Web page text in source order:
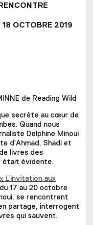
OCTOBRE 2019
de Reading Wild
secrète au cœur de
Quand nous
Delphine Minoui
d’Ahmad, Shadi et
livres des
était évidente.
L’invitation aux
17 au 20 octobre
se rencontrent
partage, interrogent
qui sauvent.